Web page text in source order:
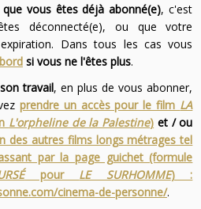
vous êtes déjà abonné(e), c'est
déconnecté(e), ou que votre
Dans tous les cas vous
si vous ne l'êtes plus.
travail, en plus de vous abonner,
prendre un accès pour le film LA
L'orpheline de la Palestine) et / ou
des autres films longs métrages tel
par la page guichet (formule
pour LE SURHOMME) :
cinema-de-personne/.